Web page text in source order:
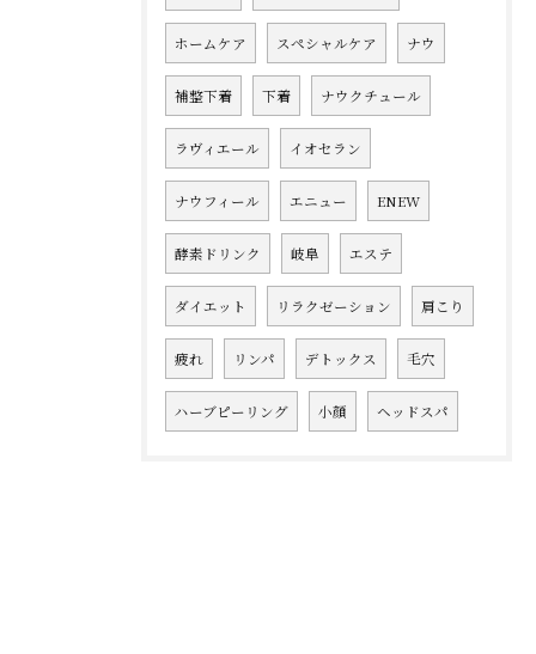
ホームケア スペシャルケア ナウ
補整下着 下着 ナウクチュール
ラヴィエール イオセラン
ナウフィール エニュー ENEW
酵素ドリンク 岐阜 エステ
ダイエット リラクゼーション 肩こり
疲れ リンパ デトックス 毛穴
ハーブピーリング 小顔 ヘッドスパ